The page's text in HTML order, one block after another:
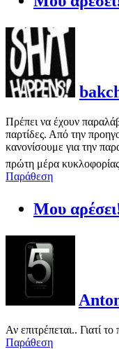
Πρέπει να έχουν
παρτίδες. Από την
κανονίσουμε για την
πρώτη μέρα
Παράθεση
Μου
Αν επιτρέπεται.. Γιατί
Παράθεση